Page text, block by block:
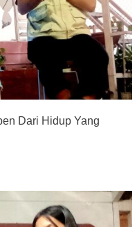
Dari Hidup Yang